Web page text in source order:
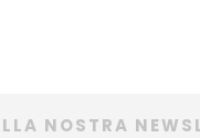
NOSTRA